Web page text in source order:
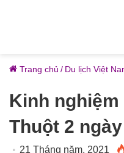
Trang chủ / Du lịch Việt
Kinh
Thuột 2
21 Tháng năm, 2021